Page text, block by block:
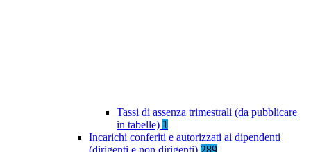
Tassi di assenza trimestrali (da pubblicare
in tabelle) 1
Incarichi conferiti e autorizzati ai dipendenti